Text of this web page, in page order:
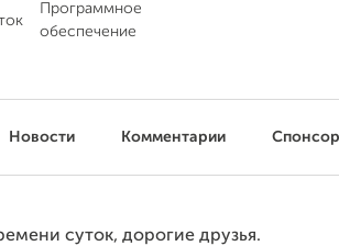
Программное
обеспечение
Новости Комментарии
суток, дорогие друзья.